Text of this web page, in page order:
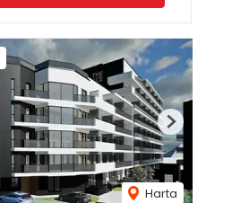
Harta
Next